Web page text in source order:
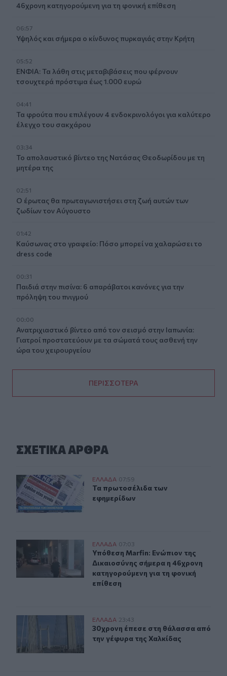
46χρονη κατηγορούμενη για τη φονική επίθεση
06:57
Υψηλός και σήμερα ο κίνδυνος πυρκαγιάς στην Κρήτη
05:52
ΕΝΦΙΑ: Τα λάθη στις μεταβιβάσεις που φέρνουν
τσουχτερά πρόστιμα έως 1.000 ευρώ
04:41
Τα φρούτα που επιλέγουν 4 ενδοκρινολόγοι για καλύτερο
έλεγχο του σακχάρου
03:34
Το απολαυστικό βίντεο της Νατάσας Θεοδωρίδου με τη
μητέρα της
02:51
Ο έρωτας θα πρωταγωνιστήσει στη ζωή αυτών των
ζωδίων τον Αύγουστο
01:42
Καύσωνας στο γραφείο: Πόσο μπορεί να χαλαρώσει το
dress code
00:31
Παιδιά στην πισίνα: 6 απαράβατοι κανόνες για την
πρόληψη του πνιγμού
00:00
Ανατριχιαστικό βίντεο από τον σεισμό στην Ιαπωνία:
Γιατροί προστατεύουν με τα σώματά τους ασθενή την
ώρα του χειρουργείου
ΠΕΡΙΣΣΟΤΕΡΑ
ΣΧΕΤΙΚA AΡΘΡΑ
Τα πρωτοσέλιδα των εφημερίδων
ΕΛΛAΔΑ 07:59
Τα πρωτοσέλιδα των εφημερίδων
Τα πρωτοσέλιδα των
εφημερίδων
Υπόθεση Marfin: Ενώπιον της Δικαιοσύνης σήμερα η
ΕΛΛAΔΑ 07:03
Υπόθεση Marfin: Ενώπιον της
Υπόθεση Marfin: Ενώπιον της
Δικαιοσύνης σήμερα η 46χρονη
κατηγορούμενη για τη φονική
επίθεση
30χρονη έπεσε στη θάλασσα από την γέφυρα της
ΕΛΛAΔΑ 23:43
30χρονη έπεσε στη θάλασσα από
30χρονη έπεσε στη θάλασσα από
την γέφυρα της Χαλκίδας